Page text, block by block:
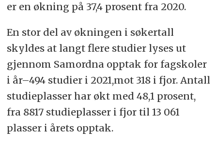
er en økning på 37,4 prosent fra 2020.
En stor del av økningen i søkertall
skyldes at langt flere studier lyses ut
gjennom Samordna opptak for fagskoler
i år–494 studier i 2021,mot 318 i fjor. Antall
studieplasser har økt med 48,1 prosent,
fra 8817 studieplasser i fjor til 13 061
plasser i årets opptak.